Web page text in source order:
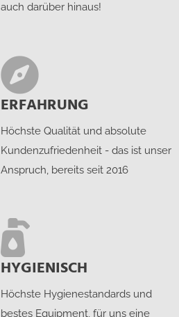
auch darüber hinaus!
ERFAHRUNG
Höchste Qualität und absolute
Kundenzufriedenheit - das ist unser
Anspruch, bereits seit 2016
HYGIENISCH
Höchste Hygienestandards und
bestes Equipment, für uns eine